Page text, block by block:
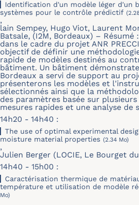
Identification d'un modèle léger d'un
systèmes pour le contrôle prédictif
,
lain Sempey, Hugo Viot, Laurent
Batsale, (I2M, Bordeaux) – Résumé
dans le cadre du projet ANR
objectif de définir une
rapide de modèles destinés au
bâtiment. Un bâtiment
Bordeaux a servi de support au
présenterons les modèles et
sélectionnés ainsi que la
des paramètres basée sur
mesures rapides et une analyse de
14h20 - 14h40 :
The use of optimal experimental
moisture material properties (2.34 Mo)
,
Julien Berger (LOCIE, Le Bourget
14h40 - 15h00 :
Caractérisation thermique de
température et utilisation de modèle
Mo)